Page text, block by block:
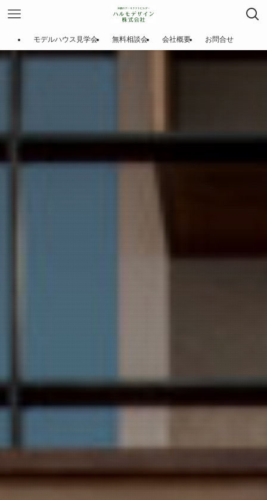
モデルハウス見学会 無料相談会 会社概要 お問合せ